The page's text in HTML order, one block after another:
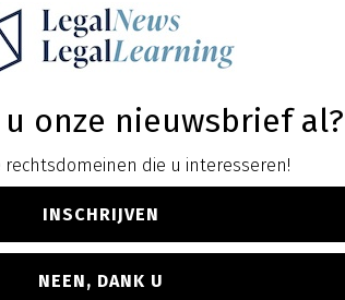
(Boek 8 BW)
onredelijkheid
onze nieuwsbrief al?
rechtsdomeinen die u interesseren!
INSCHRIJVEN
NEEN, DANK U